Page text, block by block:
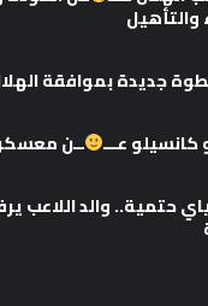
والتأهيل
جديدة بموافقة
عـــ ــن
حتمية.. والد اللاعب